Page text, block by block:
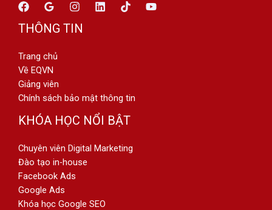
THÔNG TIN
Trang chủ
Về EQVN
Giảng viên
Chính sách bảo mật thông tin
KHÓA HỌC NỔI BẬT
Chuyên viên Digital Marketing
Đào tạo in-house
Facebook Ads
Google Ads
Khóa học Google SEO